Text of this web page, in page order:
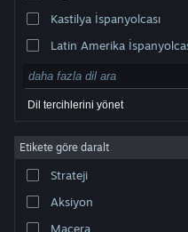
markalar, ABD ve diğer ülkelerde ilgili
Erişilebilirlik |
Çerezler
Kastilya İspanyolcası
Latin Amerika
Dil tercihlerini yönet
Etikete göre daralt
Strateji
Aksiyon
Macera